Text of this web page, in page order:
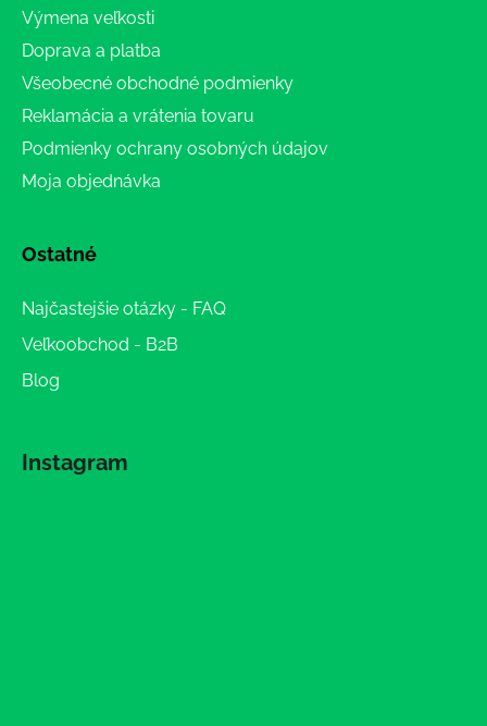
Výmena veľkosti
Doprava a platba
Všeobecné obchodné podmienky
Reklamácia a vrátenia tovaru
Podmienky ochrany osobných údajov
Moja objednávka
Ostatné
Najčastejšie otázky - FAQ
Veľkoobchod - B2B
Blog
Instagram